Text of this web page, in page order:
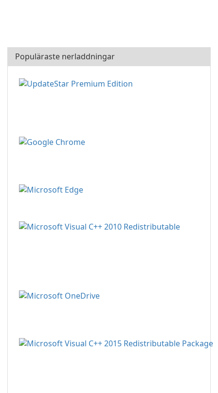
Populäraste nerladdningar